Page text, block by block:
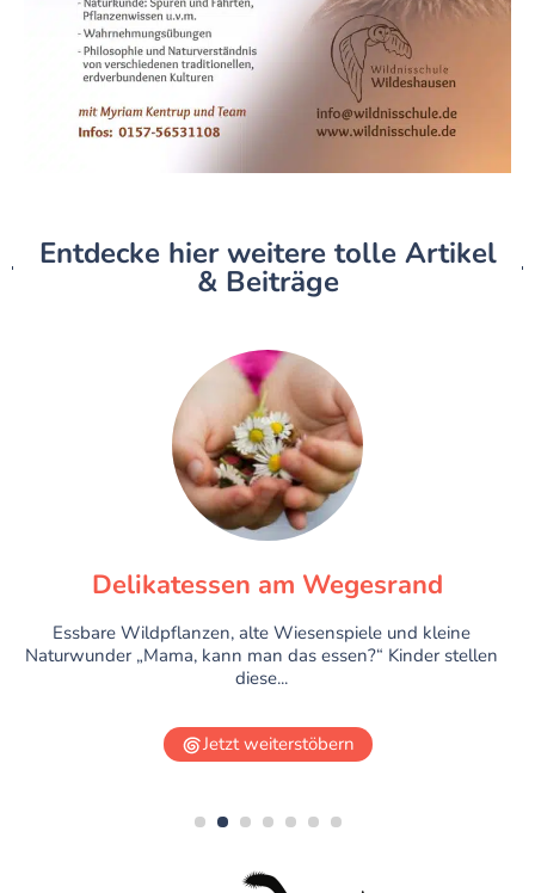
Entdecke hier weitere tolle Artikel
& Beiträge
Delikatessen am Wegesrand
Essbare Wildpflanzen, alte Wiesenspiele und kleine
Naturwunder „Mama, kann man das essen?“ Kinder stellen
diese...
Jetzt weiterstöbern
4 5 6 7